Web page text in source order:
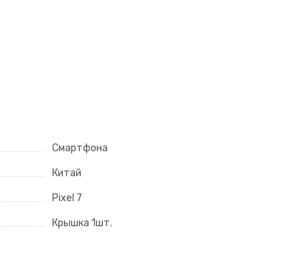
Смартфона
Китай
Pixel 7
Крышка 1шт.